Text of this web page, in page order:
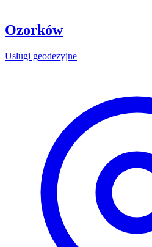
Ozorków
Usługi geodezyjne